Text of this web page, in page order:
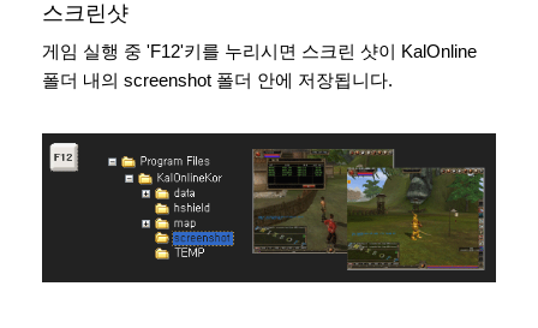
스크린샷
게임 실행 중 'F12'키를 누리시면 스크린 샷이 KalOnline
폴더 내의 screenshot 폴더 안에 저장됩니다.